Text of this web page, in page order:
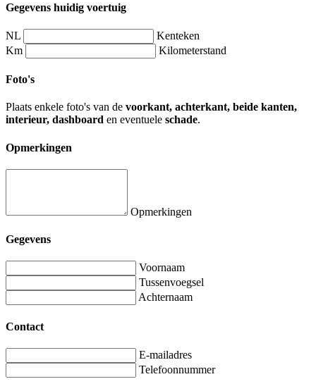
Gegevens huidig voertuig
NL
Kenteken
Km
Kilometerstand
Foto's
Plaats enkele foto's van de voorkant, achterkant, beide kanten,
interieur, dashboard en eventuele schade.
Opmerkingen
Opmerkingen
Gegevens
Voornaam
Tussenvoegsel
Achternaam
Contact
E-mailadres
Telefoonnummer